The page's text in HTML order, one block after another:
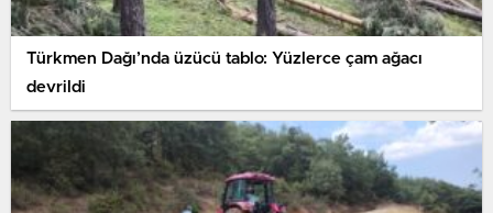
Türkmen Dağı’nda üzücü tablo: Yüzlerce çam ağacı
devrildi